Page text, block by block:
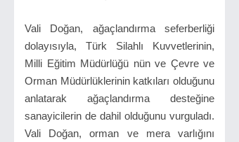
Vali Doğan, ağaçlandırma seferberliği
dolayısıyla, Türk Silahlı Kuvvetlerinin,
Milli Eğitim Müdürlüğü nün ve Çevre ve
Orman Müdürlüklerinin katkıları olduğunu
anlatarak ağaçlandırma desteğine
sanayicilerin de dahil olduğunu vurguladı.
Vali Doğan, orman ve mera varlığını